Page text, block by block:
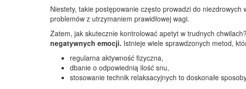
Niestety, takie postępowanie często prowadzi do
problemów z utrzymaniem prawidłowej wagi.
Zatem, jak skutecznie kontrolować apetyt w trudnych chwilach?
negatywnych emocji. Istnieje wiele sprawdzonych metod,
regularna aktywność fizyczna,
dbanie o odpowiednią ilość snu,
stosowanie technik relaksacyjnych to doskonałe